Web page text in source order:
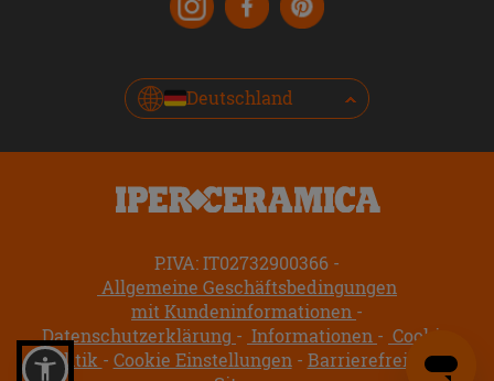
Deutschland
P.IVA: IT02732900366
Allgemeine Geschäftsbedingungen
mit Kundeninformationen
Datenschutzerklärung
Informationen
Cookie-
Politik
Cookie Einstellungen
Barrierefreiheit